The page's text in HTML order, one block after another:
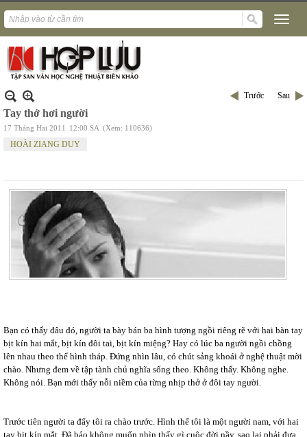
Trước Sau
Tay thở hơi người
17 Tháng Hai 2011 12:00 SA (Xem: 110636)
HOÀI ZIANG DUY
Bạn có thấy đâu đó, người ta bày bán ba hình tượng ngồi riêng rẽ với hai bàn tay
bịt kín hai mắt, bịt kín đôi tai, bịt kín miệng? Hay có lúc ba người ngồi chồng
lên nhau theo thể hình tháp. Đứng nhìn lâu, có chút sảng khoái ở nghệ thuật mời
chào. Nhưng đem về tập tành chủ nghĩa sống theo. Không thấy. Không nghe.
Không nói. Bạn mới thấy nỗi niềm của từng nhịp thở ở đôi tay người.
Trước tiên người ta đẩy tôi ra chào trước. Hình thể tôi là một người nam, với hai
tay bịt kín mắt. Đã bảo không muốn nhìn thấy gì cuộc đời nầy, sao lại phải đưa